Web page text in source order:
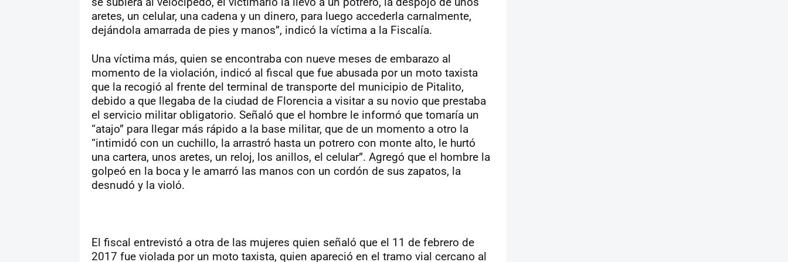
aretes, un celular, una cadena y un dinero, para luego accederla carnalmente,
dejándola amarrada de pies y manos”, indicó la víctima a la Fiscalía.
Una víctima más, quien se encontraba con nueve meses de embarazo al
momento de la violación, indicó al fiscal que fue abusada por un moto taxista
que la recogió al frente del terminal de transporte del municipio de Pitalito,
debido a que llegaba de la ciudad de Florencia a visitar a su novio que prestaba
el servicio militar obligatorio. Señaló que el hombre le informó que tomaría un
“atajo” para llegar más rápido a la base militar, que de un momento a otro la
“intimidó con un cuchillo, la arrastró hasta un potrero con monte alto, le hurtó
una cartera, unos aretes, un reloj, los anillos, el celular”. Agregó que el hombre la
golpeó en la boca y le amarró las manos con un cordón de sus zapatos, la
desnudó y la violó.
El fiscal entrevistó a otra de las mujeres quien señaló que el 11 de febrero de
2017 fue violada por un moto taxista, quien apareció en el tramo vial cercano al